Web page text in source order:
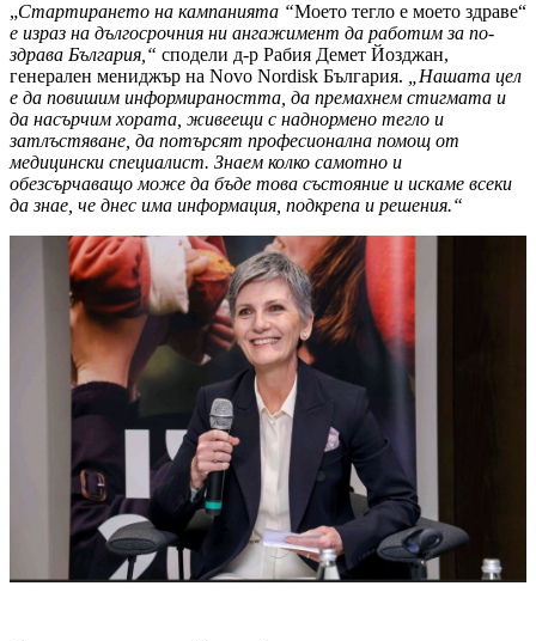
„Стартирането на кампанията “Моето тегло е моето здраве“
е израз на дългосрочния ни ангажимент да работим за по-
здрава България,“ сподели д-р Рабия Демет Йозджан,
генерален мениджър на Novo Nordisk България. „Нашата цел
е да повишим информираността, да премахнем стигмата и
да насърчим хората, живеещи с наднормено тегло и
затлъстяване, да потърсят професионална помощ от
медицински специалист. Знаем колко самотно и
обезсърчаващо може да бъде това състояние и искаме всеки
да знае, че днес има информация, подкрепа и решения.“